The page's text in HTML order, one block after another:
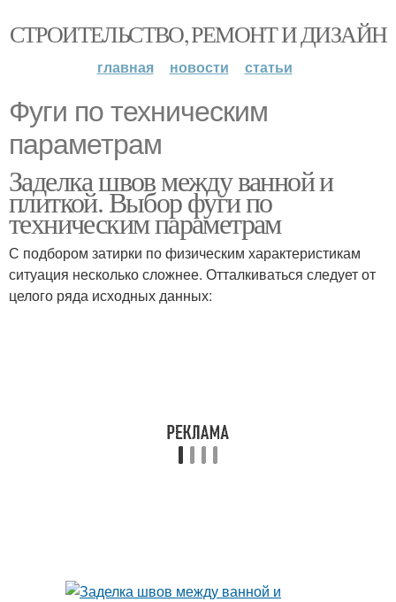
СТРОИТЕЛЬСТВО, РЕМОНТ И ДИЗАЙН
главная новости статьи
Фуги по техническим
параметрам
Заделка швов между ванной и
плиткой. Выбор фуги по
техническим параметрам
С подбором затирки по физическим характеристикам
ситуация несколько сложнее. Отталкиваться следует от
целого ряда исходных данных: